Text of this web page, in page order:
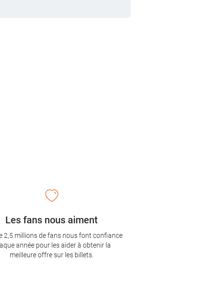
Les fans nous aiment
2,5 millions de fans nous font confiance
année pour les aider à obtenir la
meilleure offre sur les billets.